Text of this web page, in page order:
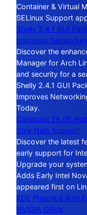
Container & Virtual
SELinux Support
Shelly 2.4.1 GUI
Improves
Discover the
Manager for Arch
and security for a
Shelly 2.4.1 GUI
Improves
Today.
Coreboot 26.06
Strix Halo Support
Discover the latest
early support for
Upgrade your
Adds Early Intel
appeared first on
KDE Plasma 6.8 to
NVIDIA GPUs